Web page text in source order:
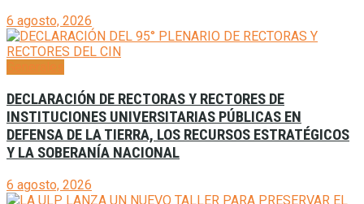
6 agosto, 2026
DECLARACIÓN DE RECTORAS Y RECTORES DE
INSTITUCIONES UNIVERSITARIAS PÚBLICAS EN
DEFENSA DE LA TIERRA, LOS RECURSOS ESTRATÉGICOS
Y LA SOBERANÍA NACIONAL
6 agosto, 2026